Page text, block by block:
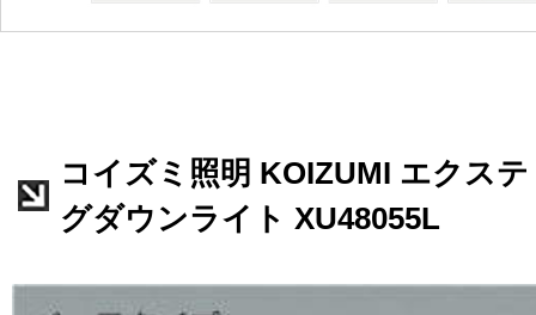
コイズミ照明 KOIZUMI エクス
グダウンライト XU48055L